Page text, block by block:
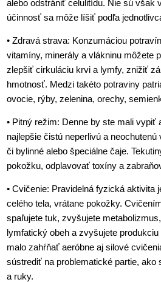
alebo odstrániť celulitídu. Nie sú však
účinnosť sa môže líšiť podľa
• Zdravá strava: Konzumáciou
vitamíny, minerály a vlákninu môžete
zlepšiť cirkuláciu krvi a lymfy, znižiť
hmotnosť. Medzi takéto potraviny
ovocie, rýby, zelenina, orechy,
• Pitný režim: Denne by ste mali vypiť
najlepšie čistú neperlivú a
či bylinné alebo špeciálne čaje.
pokožku, odplavovať toxíny a
• Cvičenie: Pravidelná fyzická aktivita
celého tela, vrátane pokožky.
spaľujete tuk, zvyšujete
lymfatický obeh a zvyšujete
malo zahŕňať aeróbne aj silové
sústrediť na problematické partie, ako
a ruky.